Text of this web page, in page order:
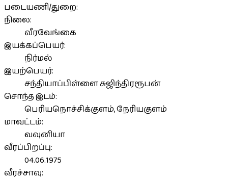
படையணி/துறை:
நிலை:
வீரவேங்கை
இயக்கப்பெயர்:
நிர்மல்
இயற்பெயர்:
சந்தியாப்பிள்ளை சுஜிந்திரரூபன்
சொந்த இடம்:
பெரியநொச்சிக்குளம், நேரியகுளம்
மாவட்டம்:
வவுனியா
வீரப்பிறப்பு:
04.06.1975
வீரச்சாவு: